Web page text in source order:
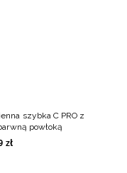
szybka C PRO z
powłoką
zł